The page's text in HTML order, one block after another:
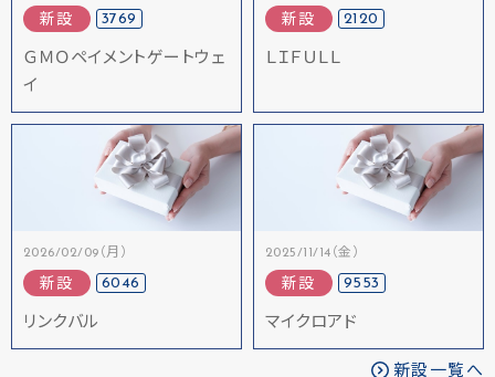
新設 3769
ＧＭＯペイメントゲートウェ
イ
新設 2120
ＬＩＦＵＬＬ
2026/02/09（月）
新設 6046
リンクバル
2025/11/14（金）
新設 9553
マイクロアド
新設一覧へ